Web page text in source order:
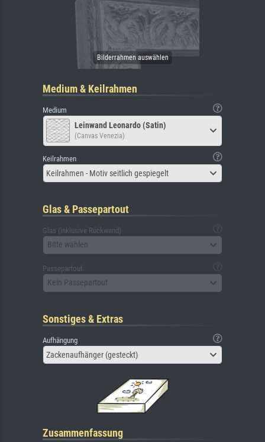
Medium & Keilrahmen
Medium
Leinwand Leonardo (Satin)
(Canvas Venezia)
Keilrahmen
Keilrahmen - Motiv seitlich gespiegelt
Glas & Passepartout
Glas (inklusive Rückwand)
Bitte wählen
Passepartout
Kein Passepartout
Sonstiges & Extras
Aufhängung
Zackenaufhänger (gesteckt)
Zusammenfassung